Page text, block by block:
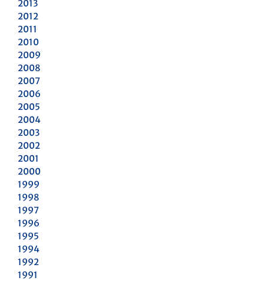
2013
2012
2011
2010
2009
2008
2007
2006
2005
2004
2003
2002
2001
2000
1999
1998
1997
1996
1995
1994
1992
1991